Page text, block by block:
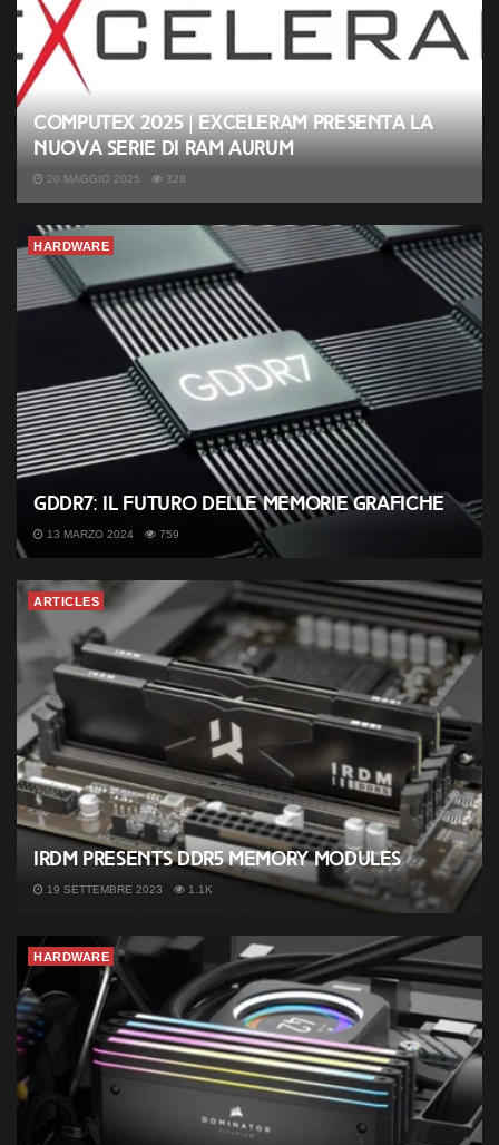
Computex 2025 | Exceleram presenta la
nuova serie di RAM Aurum
20 MAGGIO 2025 328
HARDWARE
GDDR7: il futuro delle memorie grafiche
13 MARZO 2024 759
ARTICLES
IRDM presents DDR5 memory modules
19 SETTEMBRE 2023 1.1K
HARDWARE